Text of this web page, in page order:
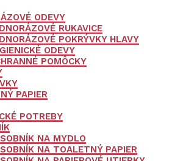
ODEVY
RUKAVICE
POKRÝVKY HLAVY
ODEVY
POMÔCKY
PAPIER
POTREBY
NA MYDLO
NA TOALETNÝ PAPIER